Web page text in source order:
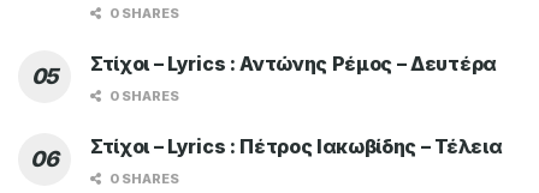
0 SHARES
Στίχοι – Lyrics : Αντώνης Ρέμος – Δευτέρα
0 SHARES
Στίχοι – Lyrics : Πέτρος Ιακωβίδης – Τέλεια
0 SHARES